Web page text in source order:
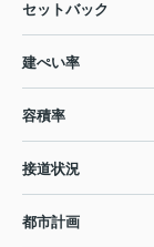
セットバック
建ぺい率
容積率
接道状況
都市計画